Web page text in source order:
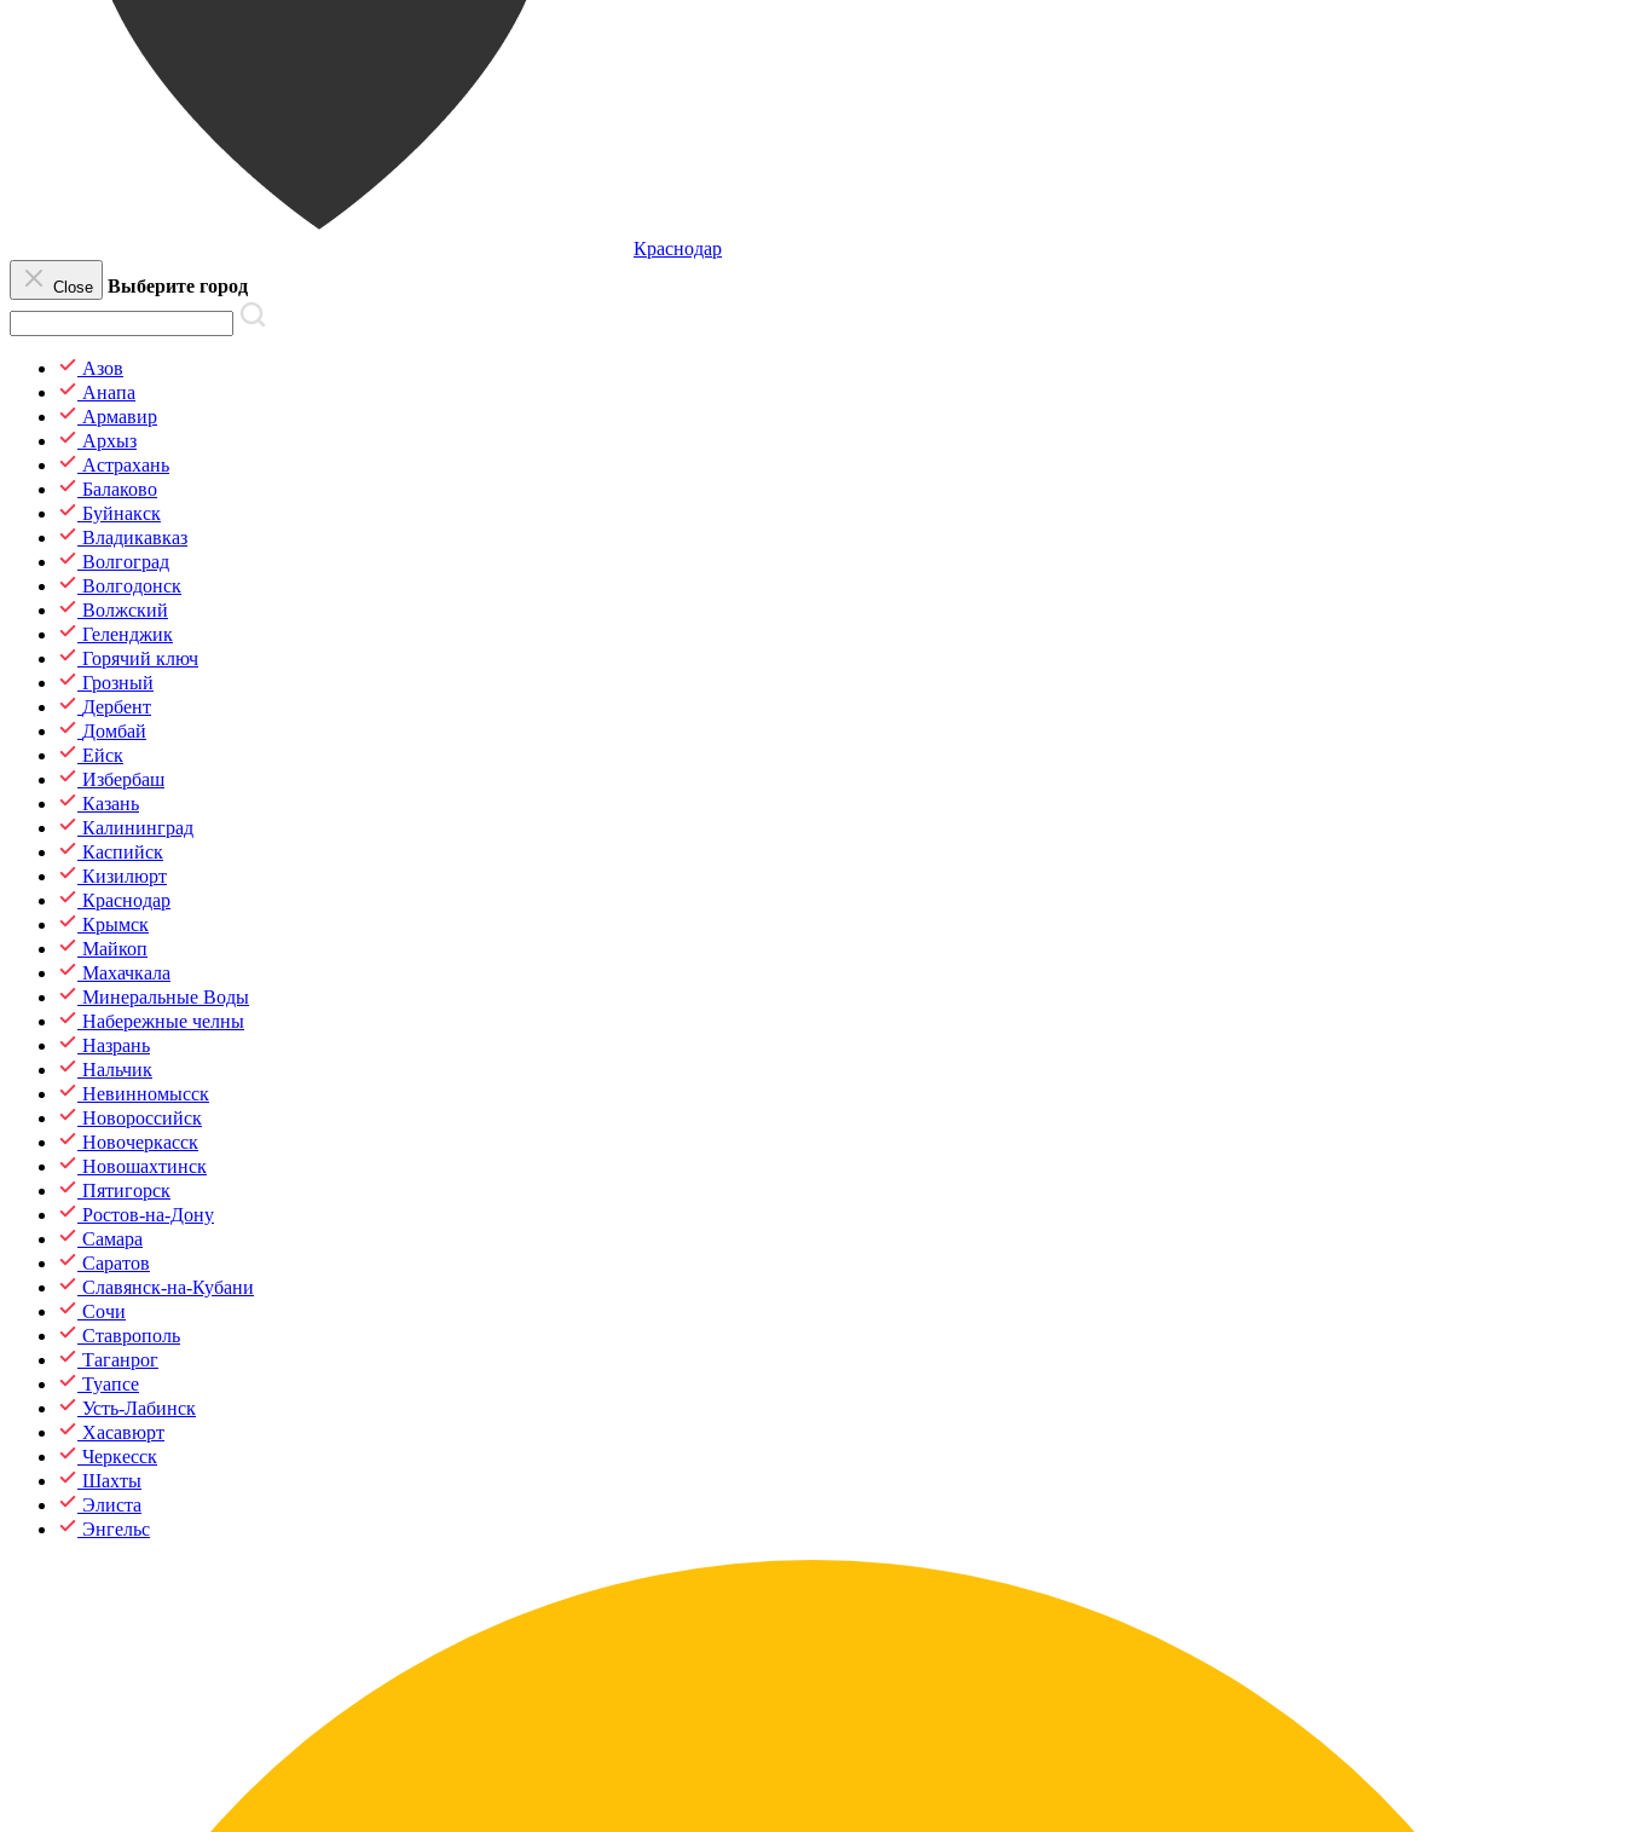
Краснодар
Close Выберите город
Азов
Анапа
Армавир
Архыз
Астрахань
Балаково
Буйнакск
Владикавказ
Волгоград
Волгодонск
Волжский
Геленджик
Горячий ключ
Грозный
Дербент
Домбай
Ейск
Избербаш
Казань
Калининград
Каспийск
Кизилюрт
Краснодар
Крымск
Майкоп
Махачкала
Минеральные Воды
Набережные челны
Назрань
Нальчик
Невинномысск
Новороссийск
Новочеркасск
Новошахтинск
Пятигорск
Ростов-на-Дону
Самара
Саратов
Славянск-на-Кубани
Сочи
Ставрополь
Таганрог
Туапсе
Усть-Лабинск
Хасавюрт
Черкесск
Шахты
Элиста
Энгельс